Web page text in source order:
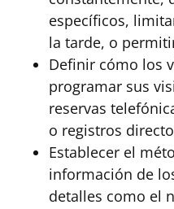
específicos,
la tarde, o
Definir cómo los
programar sus
reservas
o registros
Establecer el
información de
detalles como el